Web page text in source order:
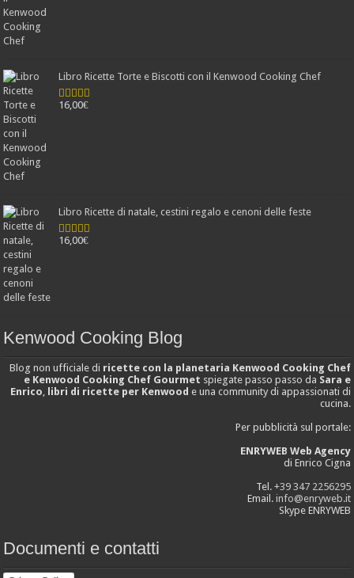
Libro Ricette Torte e Biscotti con il Kenwood Cooking Chef
Valutato
16,00€
Libro Ricette di natale, cestini regalo e cenoni delle feste
Valutato
16,00€
Kenwood Cooking Blog
Blog non ufficiale di ricette con la planetaria Kenwood Cooking Chef
e Kenwood Cooking Chef Gourmet spiegate passo passo da Sara e
Enrico
libri di ricette per Kenwood e una community di appassionati di
cucina.
Per pubblicità sul portale:
ENRYWEB Web Agency
di Enrico Cigna
Tel. +39 347 2256295
Email. info@enryweb.it
Skype ENRYWEB
Documenti e contatti